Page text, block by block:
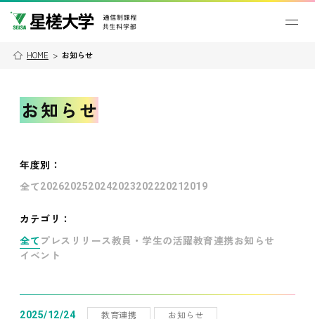
HOME > お知らせ
お知らせ
年度別 ：
全て202620252024202320222021 2019
カテゴリ：
全て プレスリリース教員・学生の活躍教育連携お知らせ
イベント
2025/12/24 教育連携 お知らせ